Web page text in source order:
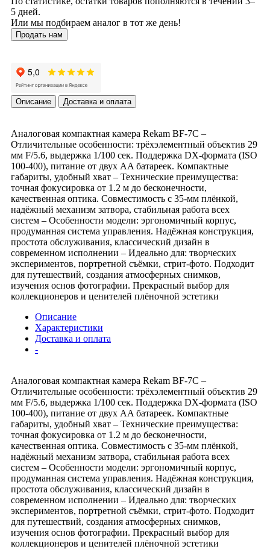
5 дней.
Или мы подбираем аналог в тот же день!
Продать нам
Описание Доставка и оплата
Аналоговая компактная камера Rekam BF-7C –
Отличительные особенности: трёхэлементный объектив 29
мм F/5.6, выдержка 1/100 сек. Поддержка DX-формата (ISO
100-400), питание от двух AA батареек. Компактные
габариты, удобный хват – Технические преимущества:
точная фокусировка от 1.2 м до бесконечности,
качественная оптика. Совместимость с 35-мм плёнкой,
надёжный механизм затвора, стабильная работа всех
систем – Особенности модели: эргономичный корпус,
продуманная система управления. Надёжная конструкция,
простота обслуживания, классический дизайн в
современном исполнении – Идеально для: творческих
экспериментов, портретной съёмки, стрит-фото. Подходит
для путешествий, создания атмосферных снимков,
изучения основ фотографии. Прекрасный выбор для
коллекционеров и ценителей плёночной эстетики
Описание
Характеристики
Доставка и оплата
-
Аналоговая компактная камера Rekam BF-7C –
Отличительные особенности: трёхэлементный объектив 29
мм F/5.6, выдержка 1/100 сек. Поддержка DX-формата (ISO
100-400), питание от двух AA батареек. Компактные
габариты, удобный хват – Технические преимущества:
точная фокусировка от 1.2 м до бесконечности,
качественная оптика. Совместимость с 35-мм плёнкой,
надёжный механизм затвора, стабильная работа всех
систем – Особенности модели: эргономичный корпус,
продуманная система управления. Надёжная конструкция,
простота обслуживания, классический дизайн в
современном исполнении – Идеально для: творческих
экспериментов, портретной съёмки, стрит-фото. Подходит
для путешествий, создания атмосферных снимков,
изучения основ фотографии. Прекрасный выбор для
коллекционеров и ценителей плёночной эстетики